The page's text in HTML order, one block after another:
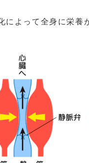
によって全身に栄